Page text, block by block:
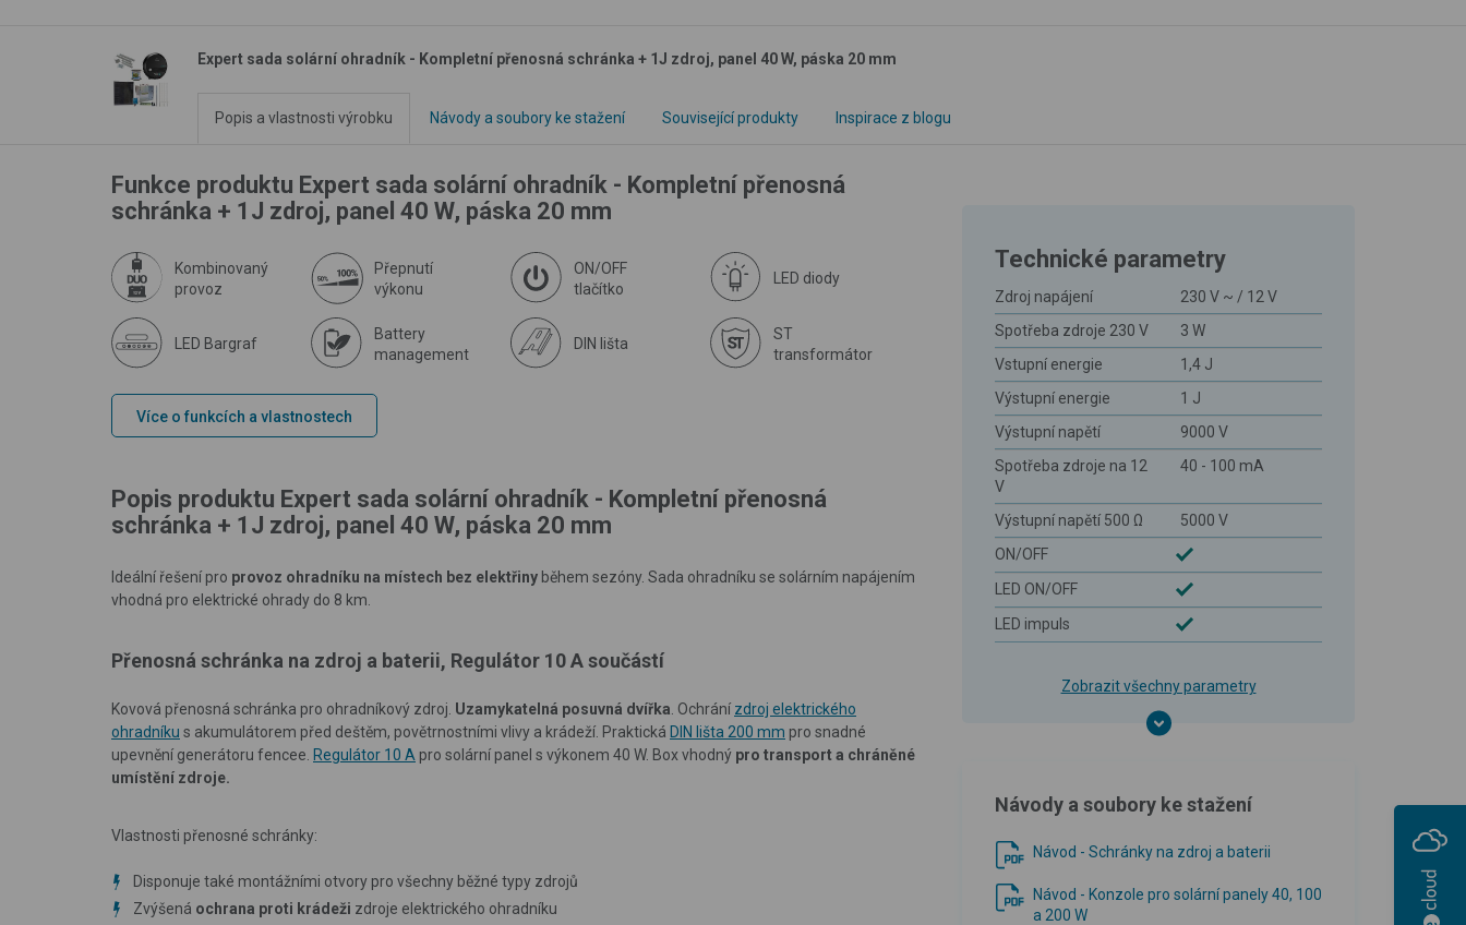
Expert sada solární ohradník - Kompletní přenosná schránka + 1J zdroj, panel 40 W, páska 20 mm
Popis a vlastnosti výrobku Návody a soubory ke stažení Související produkty Inspirace z blogu
Funkce produktu Expert sada solární ohradník - Kompletní přenosná
schránka + 1J zdroj, panel 40 W, páska 20 mm
Kombinovaný
provoz
Přepnutí
výkonu
ON/OFF
tlačítko
LED diody
LED Bargraf
Battery
management
DIN lišta
ST
transformátor
Více o funkcích a vlastnostech
Popis produktu Expert sada solární ohradník - Kompletní přenosná
schránka + 1J zdroj, panel 40 W, páska 20 mm
Ideální řešení pro provoz ohradníku na místech bez elektřiny během sezóny. Sada ohradníku se solárním napájením
vhodná pro elektrické ohrady do 8 km.
Přenosná schránka na zdroj a baterii, Regulátor 10 A součástí
Kovová přenosná schránka pro ohradníkový zdroj. Uzamykatelná posuvná dvířka . Ochrání zdroj elektrického
ohradníku s akumulátorem před deštěm, povětrnostními vlivy a krádeží. Praktická DIN lišta 200 mm pro snadné
upevnění generátoru fencee. Regulátor 10 A pro solární panel s výkonem 40 W. Box vhodný pro transport a chráněné
umístění zdroje.
Vlastnosti přenosné schránky:
Disponuje také montážními otvory pro všechny běžné typy zdrojů
Zvýšená ochrana proti krádeži zdroje elektrického ohradníku
Technické parametry
Zdroj napájení
230 V ~ / 12 V
Spotřeba zdroje 230 V
3 W
Vstupní energie
1,4 J
Výstupní energie
1 J
Výstupní napětí
9000 V
Spotřeba zdroje na 12
V
40 - 100 mA
Výstupní napětí 500 Ω
5000 V
ON/OFF
LED ON/OFF
LED impuls
Zobrazit všechny parametry
Návody a soubory ke stažení
Návod - Schránky na zdroj a baterii
Návod - Konzole pro solární panely 40, 100
a 200 W